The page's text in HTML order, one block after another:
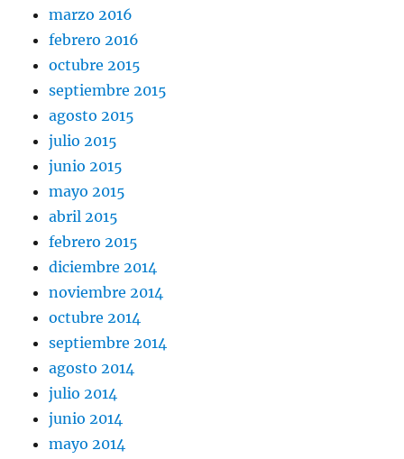
marzo 2016
febrero 2016
octubre 2015
septiembre 2015
agosto 2015
julio 2015
junio 2015
mayo 2015
abril 2015
febrero 2015
diciembre 2014
noviembre 2014
octubre 2014
septiembre 2014
agosto 2014
julio 2014
junio 2014
mayo 2014